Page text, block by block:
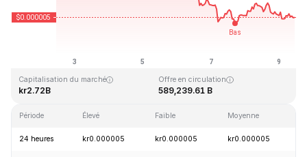
Capitalisation du marché
kr2.72B
Offre en circulation
589,239.61 B
Période Élevé Faible Moyenne
24 heures kr0.000005 kr0.000005 kr0.000005